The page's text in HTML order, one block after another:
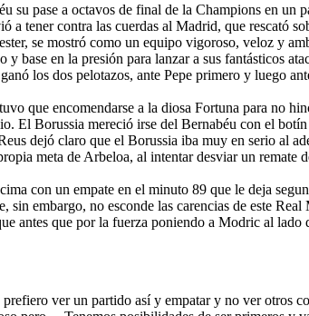
su pase a octavos de final de la Champions en
tener contra las cuerdas al Madrid, que rescató
se mostró como un equipo vigoroso, veloz y
en la presión para lanzar a sus fantásticos
los dos pelotazos, ante Pepe primero y luego
que encomendarse a la diosa Fortuna para no
El Borussia mereció irse del Bernabéu con el
dejó claro que el Borussia iba muy en serio al
meta de Arbeloa, al intentar desviar un
con un empate en el minuto 89 que le deja
embargo, no esconde las carencias de este
antes que por la fuerza poniendo a Modric al
ver un partido así y empatar y no ver otros